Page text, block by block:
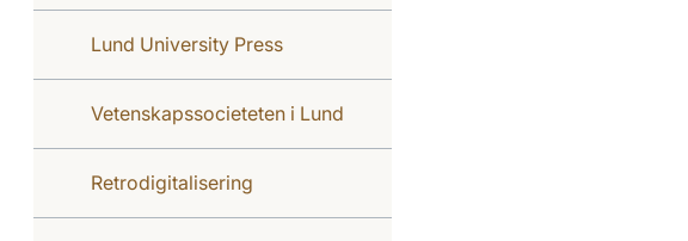
Lund University Press
Vetenskapssocieteten i Lund
Retrodigitalisering